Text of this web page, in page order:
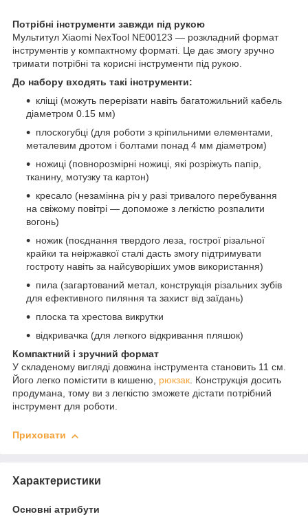
Потрібні інструменти завжди під рукою
Мультитул Xiaomi NexTool NE00123 — розкладний формат
інструментів у компактному форматі. Це дає змогу зручно
тримати потрібні та корисні інструменти під рукою.
До набору входять такі інструменти:
кліщі (можуть перерізати навіть багатожильний кабель
діаметром 0.15 мм)
плоскогубці (для роботи з кріпильними елементами,
металевим дротом і болтами понад 4 мм діаметром)
ножиці (повнорозмірні ножиці, які розріжуть папір,
тканину, мотузку та картон)
кресало (незамінна річ у разі тривалого перебування
на свіжому повітрі — допоможе з легкістю розпалити
вогонь)
ножик (поєднання твердого леза, гострої різальної
крайки та неіржавкої сталі дасть змогу підтримувати
гостроту навіть за найсуворіших умов використання)
пила (загартований метал, конструкція різальних зубів
для ефективного пиляння та захист від заїдань)
плоска та хрестова викрутки
відкривачка (для легкого відкривання пляшок)
Компактний і зручний формат
У складеному вигляді довжина інструмента становить 11 см.
Його легко помістити в кишеню, рюкзак. Конструкція досить
продумана, тому ви з легкістю зможете дістати потрібний
інструмент для роботи.
Приховати
Характеристики
Основні атрибути